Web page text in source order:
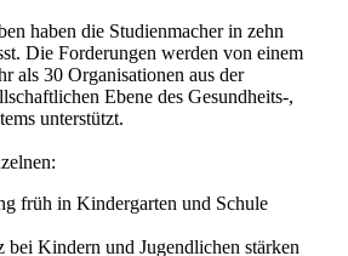
haben die Studienmacher in zehn
Die Forderungen werden von einem
als 30 Organisationen aus der
Ebene des Gesundheits-,
unterstützt.
früh in Kindergarten und Schule
bei Kindern und Jugendlichen stärken